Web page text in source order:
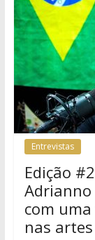
Entrevistas
Edição
com
nas